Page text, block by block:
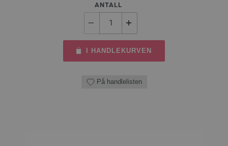
ANTALL
I HANDLEKURVEN
På handlelisten